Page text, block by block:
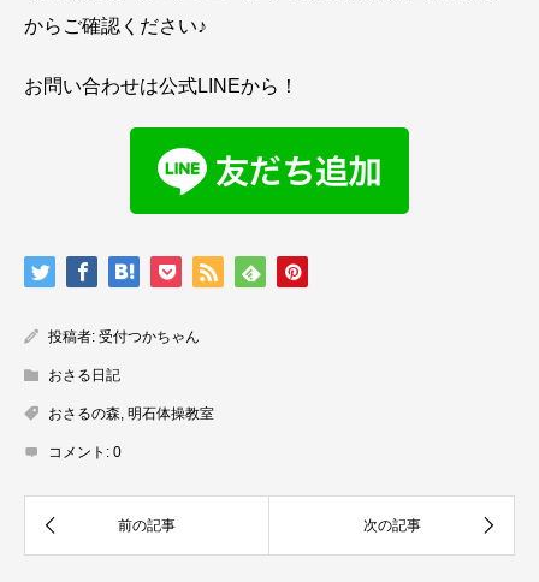
からご確認ください♪
お問い合わせは公式LINEから！
投稿者: 受付つかちゃん
おさる日記
おさるの森, 明石体操教室
コメント: 0